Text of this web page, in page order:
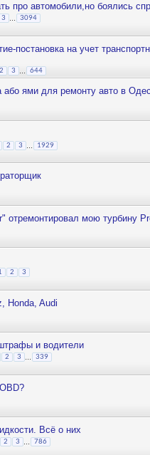
про автомобили,но боялись
3 3094
постановка на учет
2 3 ... 644
або ями для ремонту авто в
2 3 1929
отремонтировал мою турбину
2 3
Honda, Audi
и водители
2 3 339
Всё о них
2 3 786